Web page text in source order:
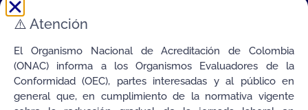
Vie, 7 de Agosto de 2026 05:49:18
Conectamos la Calidad de Colombia con el Mundo
⚠️ Atención
El Organismo Nacional de Acreditación de Colombia
(ONAC) informa a los Organismos Evaluadores de la
Conformidad (OEC), partes interesadas y al público en
general que, en cumplimiento de la normativa vigente